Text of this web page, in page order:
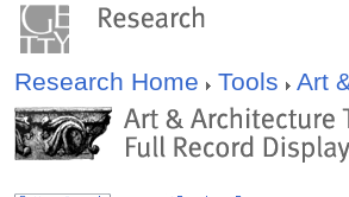
Research Home Tools Art